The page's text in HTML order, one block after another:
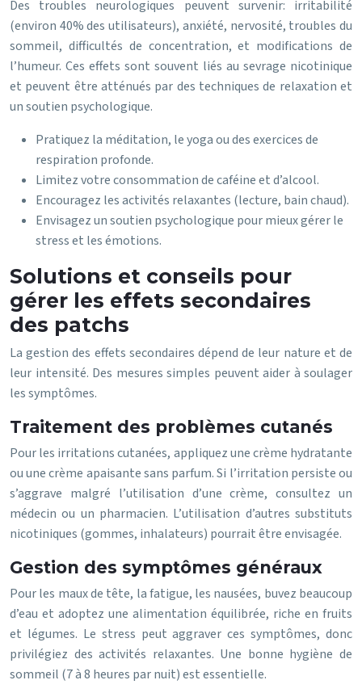
Des troubles neurologiques peuvent survenir: irritabilité
(environ 40% des utilisateurs), anxiété, nervosité, troubles du
sommeil, difficultés de concentration, et modifications de
l’humeur. Ces effets sont souvent liés au sevrage nicotinique
et peuvent être atténués par des techniques de relaxation et
un soutien psychologique.
Pratiquez la méditation, le yoga ou des exercices de
respiration profonde.
Limitez votre consommation de caféine et d’alcool.
Encouragez les activités relaxantes (lecture, bain chaud).
Envisagez un soutien psychologique pour mieux gérer le
stress et les émotions.
Solutions et conseils pour
gérer les effets secondaires
des patchs
La gestion des effets secondaires dépend de leur nature et de
leur intensité. Des mesures simples peuvent aider à soulager
les symptômes.
Traitement des problèmes cutanés
Pour les irritations cutanées, appliquez une crème hydratante
ou une crème apaisante sans parfum. Si l’irritation persiste ou
s’aggrave malgré l’utilisation d’une crème, consultez un
médecin ou un pharmacien. L’utilisation d’autres substituts
nicotiniques (gommes, inhalateurs) pourrait être envisagée.
Gestion des symptômes généraux
Pour les maux de tête, la fatigue, les nausées, buvez beaucoup
d’eau et adoptez une alimentation équilibrée, riche en fruits
et légumes. Le stress peut aggraver ces symptômes, donc
privilégiez des activités relaxantes. Une bonne hygiène de
sommeil (7 à 8 heures par nuit) est essentielle.